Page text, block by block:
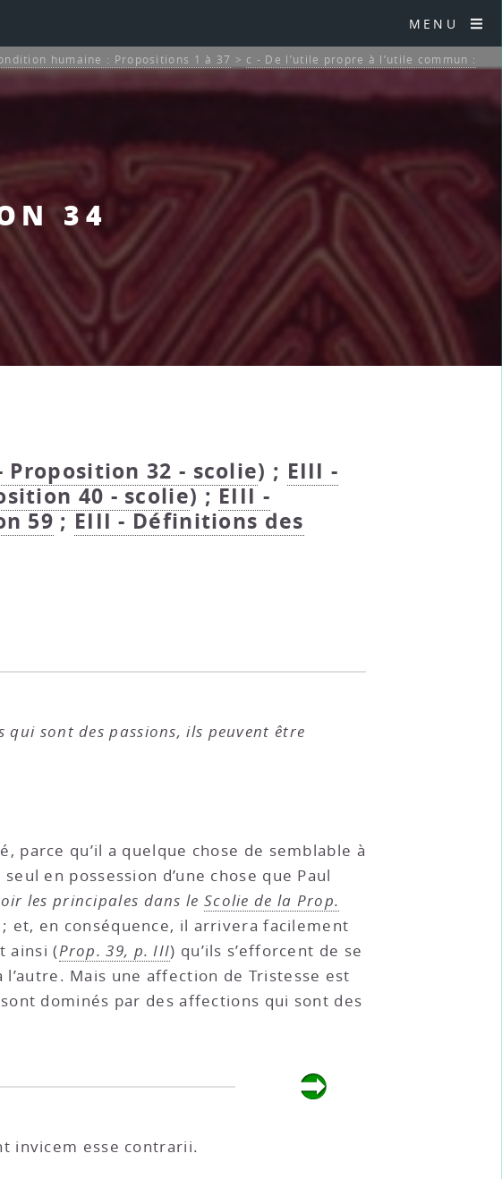
MENU
34
humaine : Propositions 1 à 37 > c - De l’utile propre à l’utile commun :
Proposition 32 - scolie) ; EIII -
40 - scolie) ; EIII -
59 ; EIII - Définitions des
sont des passions, ils peuvent être
parce qu’il a quelque chose de semblable à
en possession d’une chose que Paul
les principales dans le Scolie de la Prop.
et, en conséquence, il arrivera facilement
ainsi (Prop. 39, p. III) qu’ils s’efforcent de se
l’autre. Mais une affection de Tristesse est
dominés par des affections qui sont des
invicem esse contrarii.